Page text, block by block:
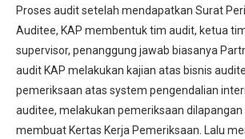
Proses audit setelah mendapatkan Surat
Auditee, KAP membentuk tim audit, ketua
supervisor, penanggung jawab biasanya
audit KAP melakukan kajian atas bisnis
pemeriksaan atas system pengendalian
auditee, melakukan pemeriksaan dilapangan
membuat Kertas Kerja Pemeriksaan. Lalu